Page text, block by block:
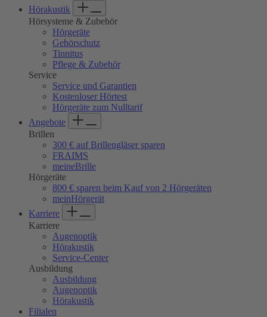
Hörakustik
Hörsysteme & Zubehör
Hörgeräte
Gehörschutz
Tinnitus
Pflege & Zubehör
Service
Service und Garantien
Kostenloser Hörtest
Hörgeräte zum Nulltarif
Angebote
Brillen
300 € auf Brillengläser sparen
FRAIMS
meineBrille
Hörgeräte
800 € sparen beim Kauf von 2 Hörgeräten
meinHörgerät
Karriere
Karriere
Augenoptik
Hörakustik
Service-Center
Ausbildung
Ausbildung
Augenoptik
Hörakustik
Filialen